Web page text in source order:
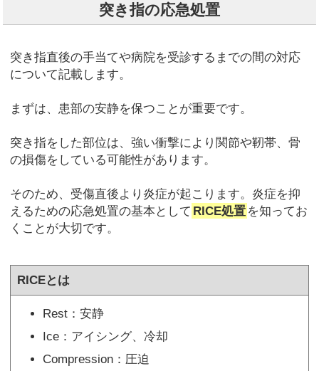
突き指の応急処置
突き指直後の手当てや病院を受診するまでの間の対応
について記載します。
まずは、患部の安静を保つことが重要です。
突き指をした部位は、強い衝撃により関節や靭帯、骨
の損傷をしている可能性があります。
そのため、受傷直後より炎症が起こります。炎症を抑
えるための応急処置の基本として RICE処置 を知ってお
くことが大切です。
RICEとは
Rest：安静
Ice：アイシング、冷却
Compression：圧迫